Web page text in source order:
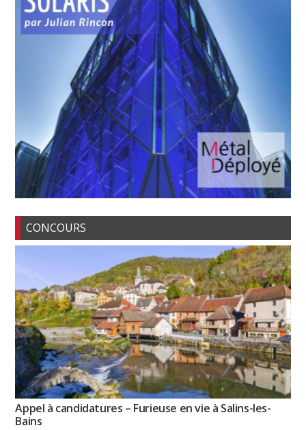
CONCOURS
Appel à candidatures – Furieuse en vie à Salins-les-
Bains